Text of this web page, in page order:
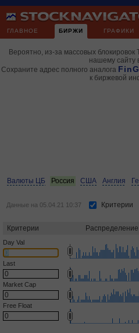
ГЛАВНОЕ БИРЖИ ГРАФИКИ
Вероятно, из-за массовых блокировок
нашему сайту
Сохраните адрес полного аналога
к биржевой
Валюты ЦБ Россия США Англия
Данные на 05.04.21 10:37 Критерии
Критерии
Day Val
Last
Market Cap
Free Float